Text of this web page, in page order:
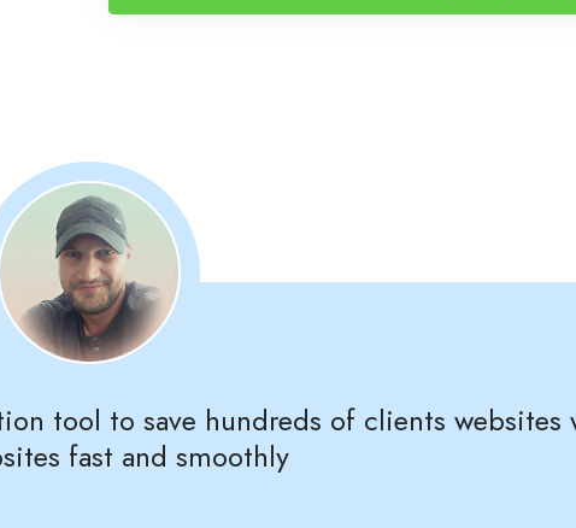
tool to save hundreds of clients
fast and smoothly